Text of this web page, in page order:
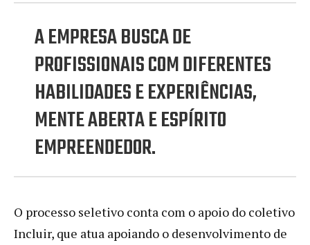
A EMPRESA BUSCA DE
PROFISSIONAIS COM DIFERENTES
HABILIDADES E EXPERIÊNCIAS,
MENTE ABERTA E ESPÍRITO
EMPREENDEDOR.
O processo seletivo conta com o apoio do coletivo
Incluir, que atua apoiando o desenvolvimento de